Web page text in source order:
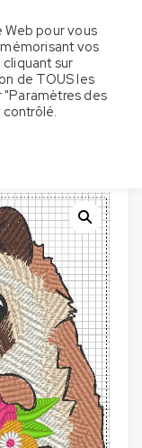
– Hérisson avec
Web pour vous
vos
sur
de TOUS les
des